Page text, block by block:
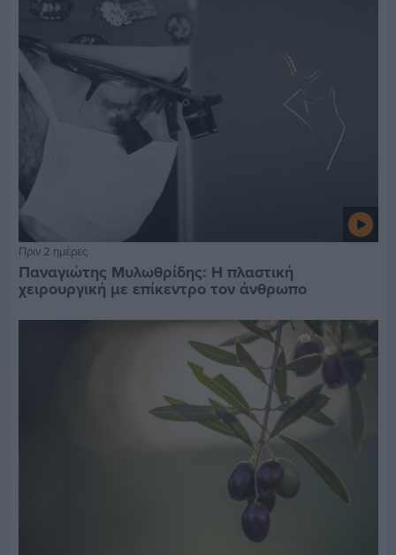
Πριν 2 ημέρες
Παναγιώτης Μυλωθρίδης: Η πλαστική
χειρουργική με επίκεντρο τον άνθρωπο